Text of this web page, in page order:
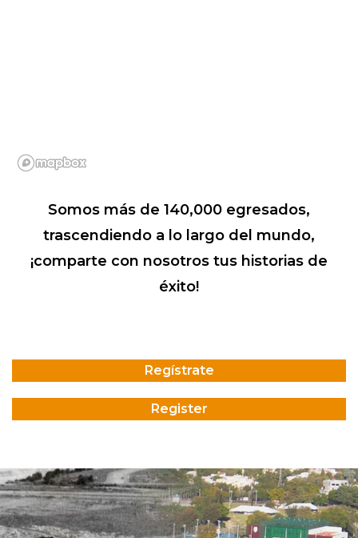
Somos más de 140,000 egresados,
trascendiendo a lo largo del mundo,
¡comparte con nosotros tus historias de
éxito!
Regístrate
Register